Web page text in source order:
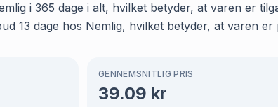
i 365 dage i alt, hvilket betyder, at varen er
13 dage hos Nemlig, hvilket betyder, at varen
GENNEMSNITLIG PRIS
39.09 kr